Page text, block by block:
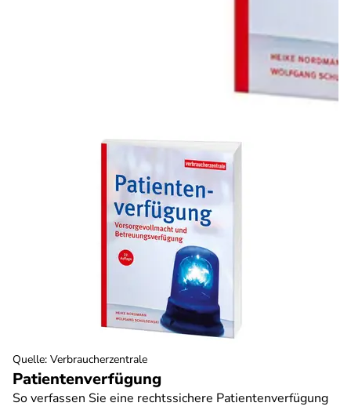
Patientenverfügung
So verfassen Sie eine rechtssichere Patientenverfügung
Quelle: Verbraucherzentrale